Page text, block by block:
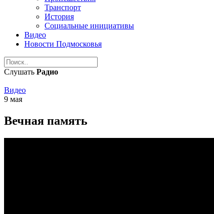
Транспорт
История
Социальные инициативы
Видео
Новости Подмосковья
Слушать Радио
Видео
9 мая
Вечная память